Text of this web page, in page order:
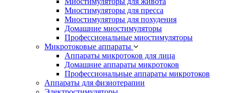
Миостимуляторы для пресса
Миостимуляторы для похудения
Домашние миостимуляторы
Профессиональные миостимуляторы
Микротоковые аппараты
Аппараты микротоков для лица
Домашние аппараты микротоков
Профессиональные аппараты микротоков
Аппараты для физиотерапии